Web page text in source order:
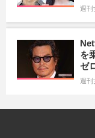
週刊
を
ゼ
週刊